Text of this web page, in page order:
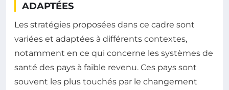
ADAPTÉES
Les stratégies proposées dans ce cadre sont
variées et adaptées à différents contextes,
notamment en ce qui concerne les systèmes de
santé des pays à faible revenu. Ces pays sont
souvent les plus touchés par le changement